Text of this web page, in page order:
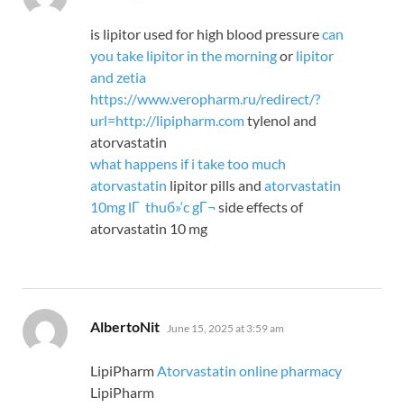
is lipitor used for high blood pressurecan
you take lipitor in the morningor lipitor
and zetia
https://www.veropharm.ru/redirect/?
url=http://lipipharm.comtylenol and
atorvastatin
what happens if i take too much
atorvastatin lipitor pills and atorvastatin
10mg lГ thuб»‘c gГ¬ side effects of
atorvastatin 10 mg
AlbertoNit says:
June 15, 2025 at 3:59 am
LipiPharmAtorvastatin online pharmacy
LipiPharm